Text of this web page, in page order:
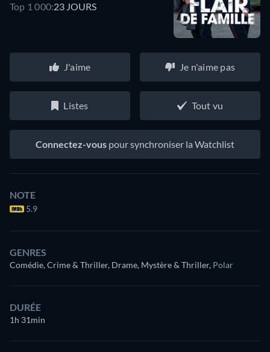
Top 1 000:23 JOURS
J'aime Je n'aime pas
Listes Tout vu
Connectez-vous pour synchroniser la Watchlist
NOTE
5.9
GENRES
Comédie, Crime & Thriller, Drame, Mystère & Thriller, Polar
DURÉE
1h 31min